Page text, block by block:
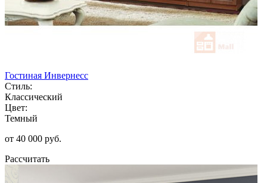
Гостиная Инвернесс
Стиль:
Классический
Цвет:
Темный
от 40 000 руб.
Рассчитать